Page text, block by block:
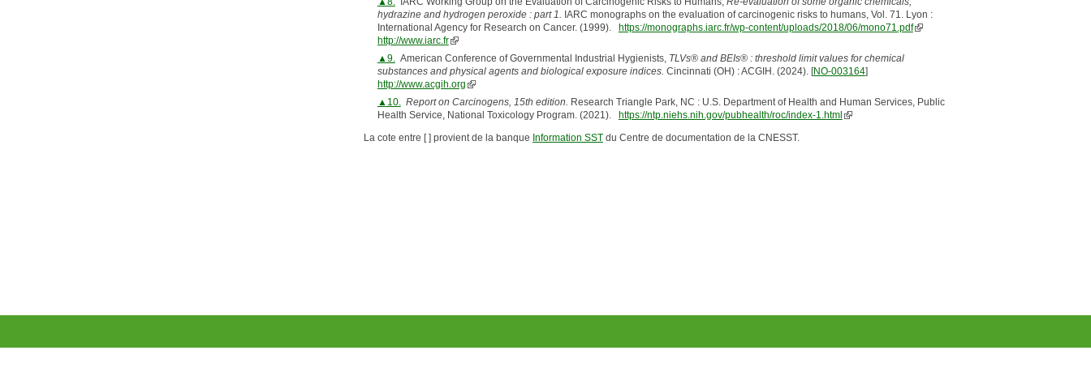
hydrazine and hydrogen peroxide : part 1.
IARC monographs on the evaluation of carcinogenic risks to humans, Vol. 71. Lyon :
International Agency for Research on Cancer. (1999). https://monographs.iarc.fr/wp-content/uploads/2018/06/mono71.pdf
http://www.iarc.fr
▲9.
American Conference of Governmental Industrial Hygienists, TLVs® and BEIs® : threshold limit values for chemical
substances and physical agents and biological exposure indices. Cincinnati (OH) : ACGIH. (2024). [NO-003164]
http://www.acgih.org
▲10.
Report on Carcinogens, 15th edition. Research Triangle Park, NC : U.S. Department of Health and Human Services, Public
Health Service, National Toxicology Program. (2021). https://ntp.niehs.nih.gov/pubhealth/roc/index-1.html
La cote entre [ ] provient de la banque Information SST du Centre de documentation de la CNESST.